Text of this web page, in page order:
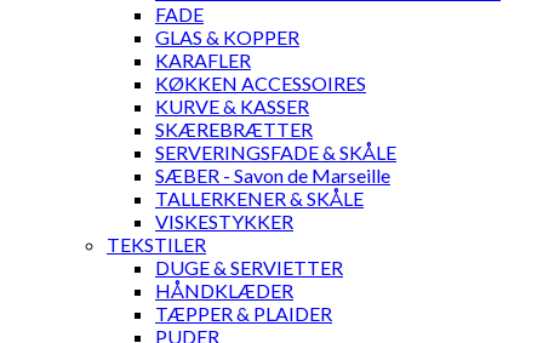
FADE
GLAS & KOPPER
KARAFLER
KØKKEN ACCESSOIRES
KURVE & KASSER
SKÆREBRÆTTER
SERVERINGSFADE & SKÅLE
SÆBER - Savon de Marseille
TALLERKENER & SKÅLE
VISKESTYKKER
TEKSTILER
DUGE & SERVIETTER
HÅNDKLÆDER
TÆPPER & PLAIDER
PUDER